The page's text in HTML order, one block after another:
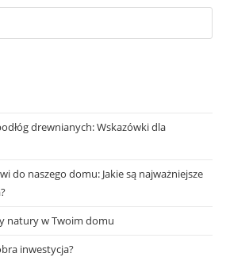
drewnianych: Wskazówki dla
do naszego domu: Jakie są najważniejsze
natury w Twoim domu
inwestycja?